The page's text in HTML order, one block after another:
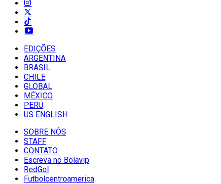
EDIÇÕES
ARGENTINA
BRASIL
CHILE
GLOBAL
MÉXICO
PERU
US ENGLISH
SOBRE NÓS
STAFF
CONTATO
Escreva no Bolavip
RedGol
Futbolcentroamerica